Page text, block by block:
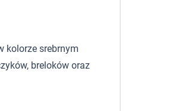
kolorze srebrnym
breloków oraz